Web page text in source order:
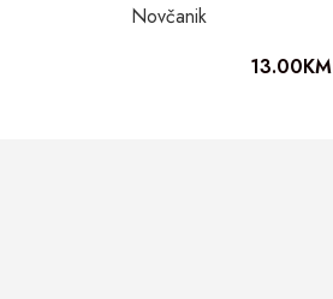
Novčanik
13.00KM